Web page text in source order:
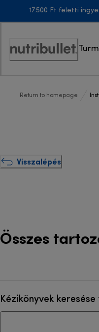
17.500 Ft feletti
Accessibility
Return to homepage
Visszalépés
Összes
Kézikönyvek